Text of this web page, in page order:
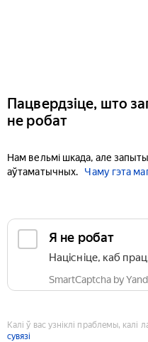
Пацвердзіце, што
не робат
Нам вельмі шкада, але
аўтаматычных.
Чаму гэта
Я не робат
Націсніце, каб
SmartCaptcha by
Калі ў вас узніклі праблемы, калі
сувязі